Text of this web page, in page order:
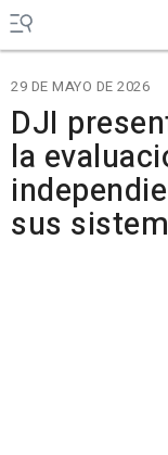
29 DE MAYO DE 2026
DJI
la
sus